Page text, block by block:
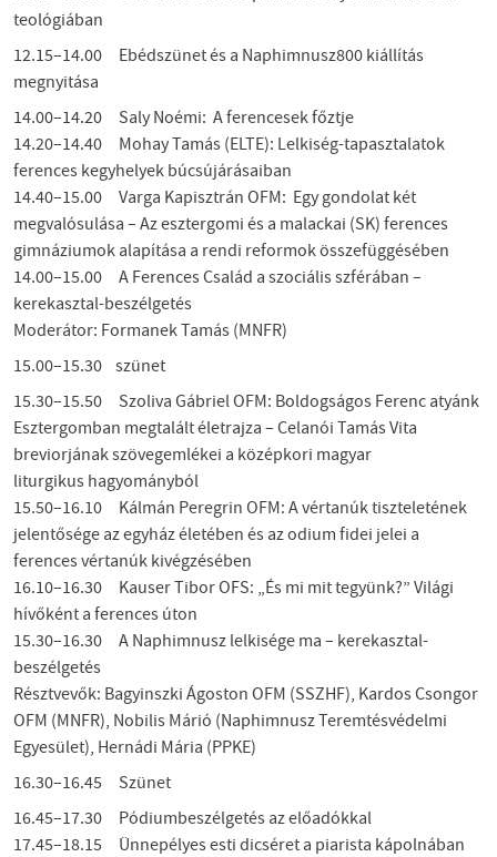
teológiában
12.15–14.00 Ebédszünet és a Naphimnusz800 kiállítás
megnyitása
14.00–14.20 Saly Noémi: A ferencesek főztje
14.20–14.40 Mohay Tamás (ELTE): Lelkiség-tapasztalatok
ferences kegyhelyek búcsújárásaiban
14.40–15.00 Varga Kapisztrán OFM: Egy gondolat két
megvalósulása – Az esztergomi és a malackai (SK) ferences
gimnáziumok alapítása a rendi reformok összefüggésében
14.00–15.00 A Ferences Család a szociális szférában –
kerekasztal-beszélgetés
Moderátor: Formanek Tamás (MNFR)
15.00–15.30 szünet
15.30–15.50 Szoliva Gábriel OFM: Boldogságos Ferenc atyánk
Esztergomban megtalált életrajza – Celanói Tamás Vita
breviorjának szövegemlékei a középkori magyar
liturgikus hagyományból
15.50–16.10 Kálmán Peregrin OFM: A vértanúk tiszteletének
jelentősége az egyház életében és az odium fidei jelei a
ferences vértanúk kivégzésében
16.10–16.30 Kauser Tibor OFS: „És mi mit tegyünk?” Világi
hívőként a ferences úton
15.30–16.30 A Naphimnusz lelkisége ma – kerekasztal-
beszélgetés
Résztvevők: Bagyinszki Ágoston OFM (SSZHF), Kardos Csongor
OFM (MNFR), Nobilis Márió (Naphimnusz Teremtésvédelmi
Egyesület), Hernádi Mária (PPKE)
16.30–16.45 Szünet
16.45–17.30 Pódiumbeszélgetés az előadókkal
17.45–18.15 Ünnepélyes esti dicséret a piarista kápolnában